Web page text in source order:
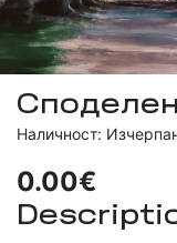
Наличност:
0.00€